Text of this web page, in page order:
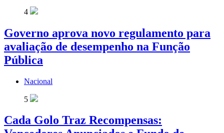
4
Governo aprova novo regulamento para
avaliação de desempenho na Função
Pública
Nacional
5
Cada Golo Traz Recompensas: